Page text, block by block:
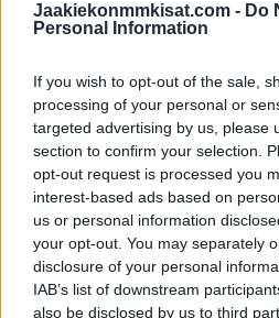
Jaakiekonmmkisat.com - Do
Personal Information
If you wish to opt-out of the sale,
processing of your personal or
targeted advertising by us, please
section to confirm your selection.
opt-out request is processed you
interest-based ads based on
us or personal information
your opt-out. You may separately
disclosure of your personal
IAB’s list of downstream
also be disclosed by us to third
on juurikin O2 Arena, jossa tulee
iskevät yhteen.
Praha isännöikin A-lohkon pelejä,
pelataan B-lohkot pelit.
välillä puoliksi, mutta välierät
pelaamaan pääkaupungissa.
otteluohjelmaonkin tiivis rypistys,
halleissa tullaan pelaamaan
jääkiekkoa.